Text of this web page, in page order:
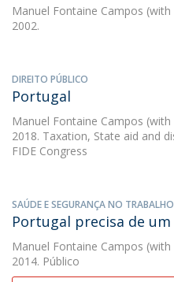
Manuel Fontaine Campos (with
2002.
DIREITO PÚBLICO
Portugal
Manuel Fontaine Campos (with
2018. Taxation, State aid and
FIDE Congress
SAÚDE E SEGURANÇA NO TRABALHO
Portugal precisa de
Manuel Fontaine Campos (with
2014. Público